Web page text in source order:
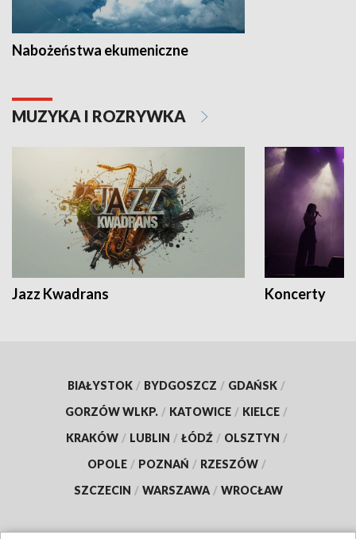
Nabożeństwa ekumeniczne
MUZYKA I ROZRYWKA
Jazz Kwadrans Koncerty
BIAŁYSTOK / BYDGOSZCZ / GDAŃSK /
GORZÓW WLKP. / KATOWICE / KIELCE /
KRAKÓW / LUBLIN / ŁÓDŹ / OLSZTYN /
OPOLE / POZNAŃ / RZESZÓW /
SZCZECIN / WARSZAWA / WROCŁAW